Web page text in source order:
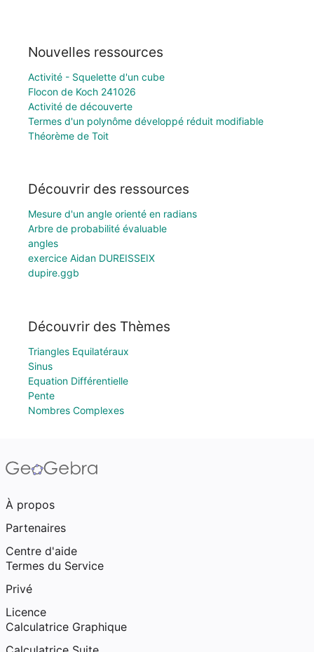
Nouvelles ressources
Activité - Squelette d'un cube
Flocon de Koch 241026
Activité de découverte
Termes d'un polynôme développé réduit modifiable
Théorème de Toit
Découvrir des ressources
Mesure d'un angle orienté en radians
Arbre de probabilité évaluable
angles
exercice Aidan DUREISSEIX
dupire.ggb
Découvrir des Thèmes
Triangles Equilatéraux
Sinus
Equation Différentielle
Pente
Nombres Complexes
À propos
Partenaires
Centre d'aide
Termes du Service
Privé
Licence
Calculatrice Graphique